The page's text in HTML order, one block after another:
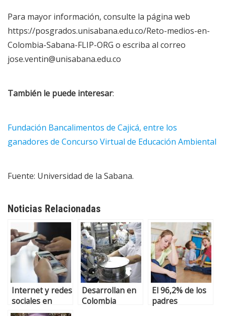
Para mayor información, consulte la página web
https://posgrados.unisabana.edu.co/Reto-medios-en-
Colombia-Sabana-FLIP-ORG o escriba al correo
jose.ventin@unisabana.edu.co
También le puede interesar:
Fundación Bancalimentos de Cajicá, entre los
ganadores de Concurso Virtual de Educación Ambiental
Fuente: Universidad de la Sabana.
Noticias Relacionadas
Internet y redes
sociales en
teléfonos
Desarrollan en
Colombia
El 96,2% de los
padres